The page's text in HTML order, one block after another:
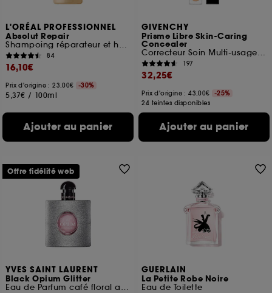
L'ORÉAL PROFESSIONNEL
Absolut Repair
Shampoing réparateur et hydratant pour cheveux abîmés
84
16,10€
Prix d'origine : 23,00€ -30%
5,37€ / 100ml
Ajouter au panier
GIVENCHY
Prisme Libre Skin-Caring
Concealer
Correcteur Soin Multi-usage Longue Tenue
197
32,25€
Prix d'origine : 43,00€
-25%
24 teintes disponibles
Ajouter au panier
YVES SAINT LAURENT
Black Opium Glitter
Eau de Parfum café floral ambré pour femme
Offre fidélité web
GUERLAIN
La Petite Robe Noire
Eau de Toilette